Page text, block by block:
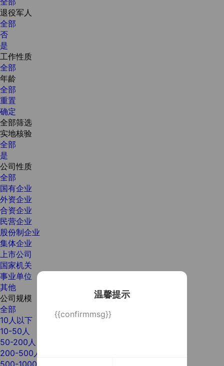
温馨提示
{{confirmmsg}}
退役军人
全部
否
是
工作性质
全部
年龄
全部
重置
确定
全部筛选
实地核验
全部
是
公司性质
全部
国有企业
外资企业
合资企业
民营企业
股份制企业
集体企业
上市公司
国家机关
事业单位
其他
公司规模
全部
10人以下
10-50人
50-200人
200-500人
500-1000人